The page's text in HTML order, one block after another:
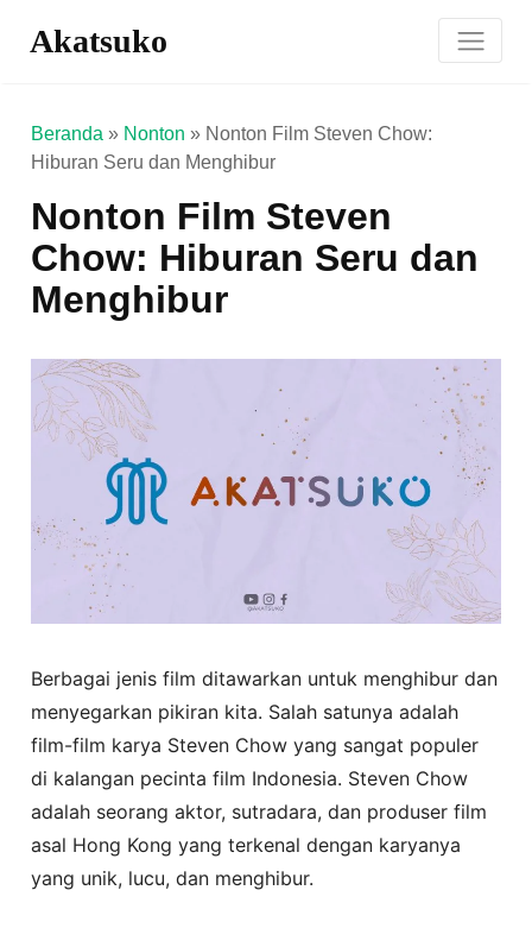
Akatsuko
Beranda » Nonton » Nonton Film Steven Chow:
Hiburan Seru dan Menghibur
Nonton Film Steven
Chow: Hiburan Seru dan
Menghibur
Berbagai jenis film ditawarkan untuk menghibur dan
menyegarkan pikiran kita. Salah satunya adalah
film-film karya Steven Chow yang sangat populer
di kalangan pecinta film Indonesia. Steven Chow
adalah seorang aktor, sutradara, dan produser film
asal Hong Kong yang terkenal dengan karyanya
yang unik, lucu, dan menghibur.